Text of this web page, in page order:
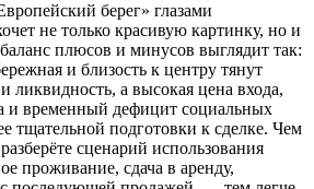
берег» глазами
не только красивую картинку, но и
плюсов и минусов выглядит так:
и близость к центру тянут
ликвидность, а высокая цена входа,
и временный дефицит социальных
тщательной подготовки к сделке. Чем
сценарий использования
проживание, сдача в аренду,